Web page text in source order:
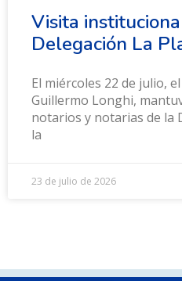
Visita
Delegación La
El miércoles 22 de julio,
Guillermo Longhi,
notarios y notarias de la
la
23 de julio de 2026